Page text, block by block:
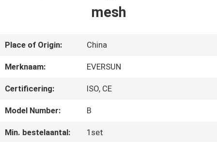
SHOW
FABRIEKSREIS
mesh
Place of Origin: China
Merknaam: EVERSUN
Certificering: ISO, CE
Model Number: B
Min. bestelaantal: 1set